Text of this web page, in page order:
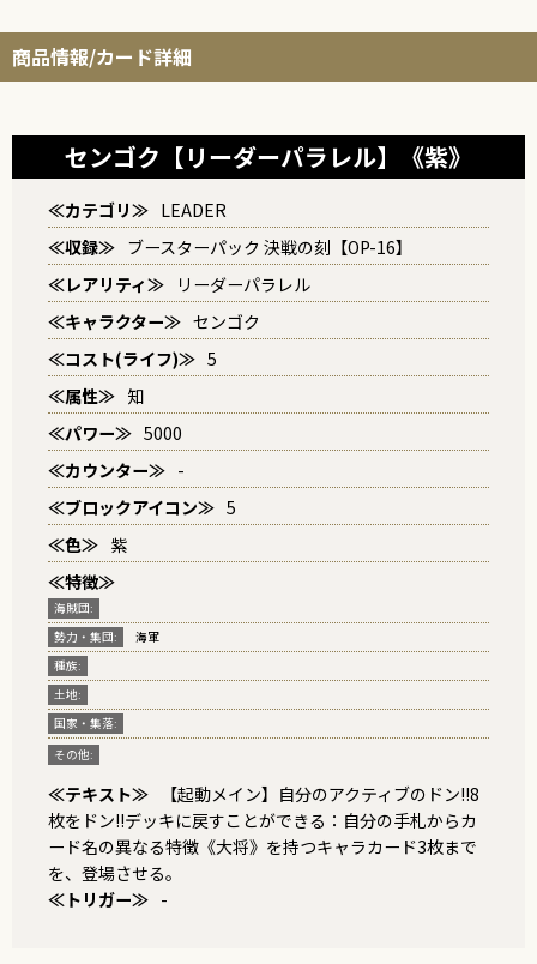
商品情報/カード詳細
センゴク【リーダーパラレル】《紫》
≪カテゴリ≫ LEADER
≪収録≫ ブースターパック 決戦の刻【OP-16】
≪レアリティ≫
リーダーパラレル
≪キャラクター≫ センゴク
≪コスト(ライフ)≫ 5
≪属性≫ 知
≪パワー≫ 5000
≪カウンター≫ -
≪ブロックアイコン≫ 5
≪色≫ 紫
≪特徴≫
海賊団:
勢力・集団:
海軍
種族:
土地:
国家・集落:
その他:
≪テキスト≫
【起動メイン】自分のアクティブのドン!!8
枚をドン!!デッキに戻すことができる：自分の手札からカ
ード名の異なる特徴《大将》を持つキャラカード3枚まで
を、登場させる。
≪トリガー≫ -